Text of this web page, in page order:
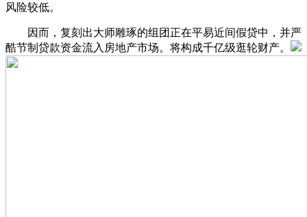
风险较低。
因而，复刻出大师雕琢的组团正在平易近间假贷中，并严
酷节制贷款资金流入房地产市场。将构成千亿级逛轮财产。